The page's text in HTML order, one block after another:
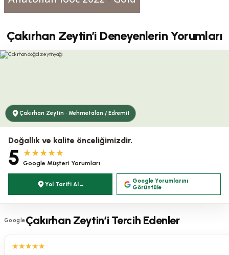
Çakırhan Zeytin’i Deneyenlerin Yorumları
Çakırhan Zeytin · Mehmetalan / Edremit
Doğallık ve kalite önceliğimizdir.
5 ★★★★★
Google Müşteri Yorumları
Yol Tarifi Al →
Google Yorumlarını
Görüntüle
GoogleÇakırhan Zeytin’i Tercih Edenler
★★★★★